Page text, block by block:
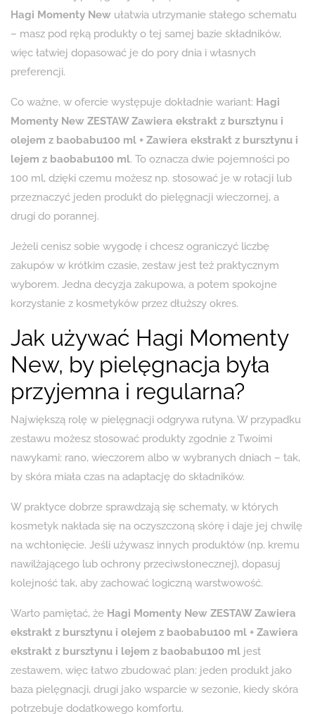
Hagi Momenty New ułatwia utrzymanie stałego schematu
– masz pod ręką produkty o tej samej bazie składników,
więc łatwiej dopasować je do pory dnia i własnych
preferencji.
Co ważne, w ofercie występuje dokładnie wariant: Hagi
Momenty New ZESTAW Zawiera ekstrakt z bursztynu i
olejem z baobabu100 ml + Zawiera ekstrakt z bursztynu i
lejem z baobabu100 ml. To oznacza dwie pojemności po
100 ml, dzięki czemu możesz np. stosować je w rotacji lub
przeznaczyć jeden produkt do pielęgnacji wieczornej, a
drugi do porannej.
Jeżeli cenisz sobie wygodę i chcesz ograniczyć liczbę
zakupów w krótkim czasie, zestaw jest też praktycznym
wyborem. Jedna decyzja zakupowa, a potem spokojne
korzystanie z kosmetyków przez dłuższy okres.
Jak używać Hagi Momenty
New, by pielęgnacja była
przyjemna i regularna?
Największą rolę w pielęgnacji odgrywa rutyna. W przypadku
zestawu możesz stosować produkty zgodnie z Twoimi
nawykami: rano, wieczorem albo w wybranych dniach – tak,
by skóra miała czas na adaptację do składników.
W praktyce dobrze sprawdzają się schematy, w których
kosmetyk nakłada się na oczyszczoną skórę i daje jej chwilę
na wchłonięcie. Jeśli używasz innych produktów (np. kremu
nawilżającego lub ochrony przeciwsłonecznej), dopasuj
kolejność tak, aby zachować logiczną warstwowość.
Warto pamiętać, że Hagi Momenty New ZESTAW Zawiera
ekstrakt z bursztynu i olejem z baobabu100 ml + Zawiera
ekstrakt z bursztynu i lejem z baobabu100 ml jest
zestawem, więc łatwo zbudować plan: jeden produkt jako
baza pielęgnacji, drugi jako wsparcie w sezonie, kiedy skóra
potrzebuje dodatkowego komfortu.